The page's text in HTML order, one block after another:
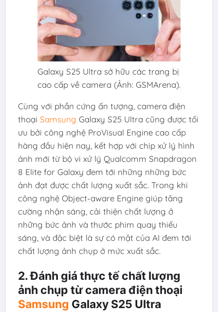
Galaxy S25 Ultra sở hữu các trang bị
cao cấp về camera (Ảnh: GSMArena).
Cùng với phần cứng ấn tượng, camera điện
thoại Samsung Galaxy S25 Ultra cũng được tối
ưu bởi công nghệ ProVisual Engine cao cấp
hàng đầu hiện nay, kết hợp với chip xử lý hình
ảnh mới từ bộ vi xử lý Qualcomm Snapdragon
8 Elite for Galaxy đem tới những những bức
ảnh đạt được chất lượng xuất sắc. Trong khi
công nghệ Object-aware Engine giúp tăng
cường nhận sáng, cải thiện chất lượng ở
những bức ảnh và thước phim quay thiếu
sáng, và đặc biệt là sự có mặt của AI đem tới
chất lượng ảnh chụp ở mức xuất sắc.
2. Đánh giá thực tế chất lượng
ảnh chụp từ camera điện thoại
Samsung Galaxy S25 Ultra